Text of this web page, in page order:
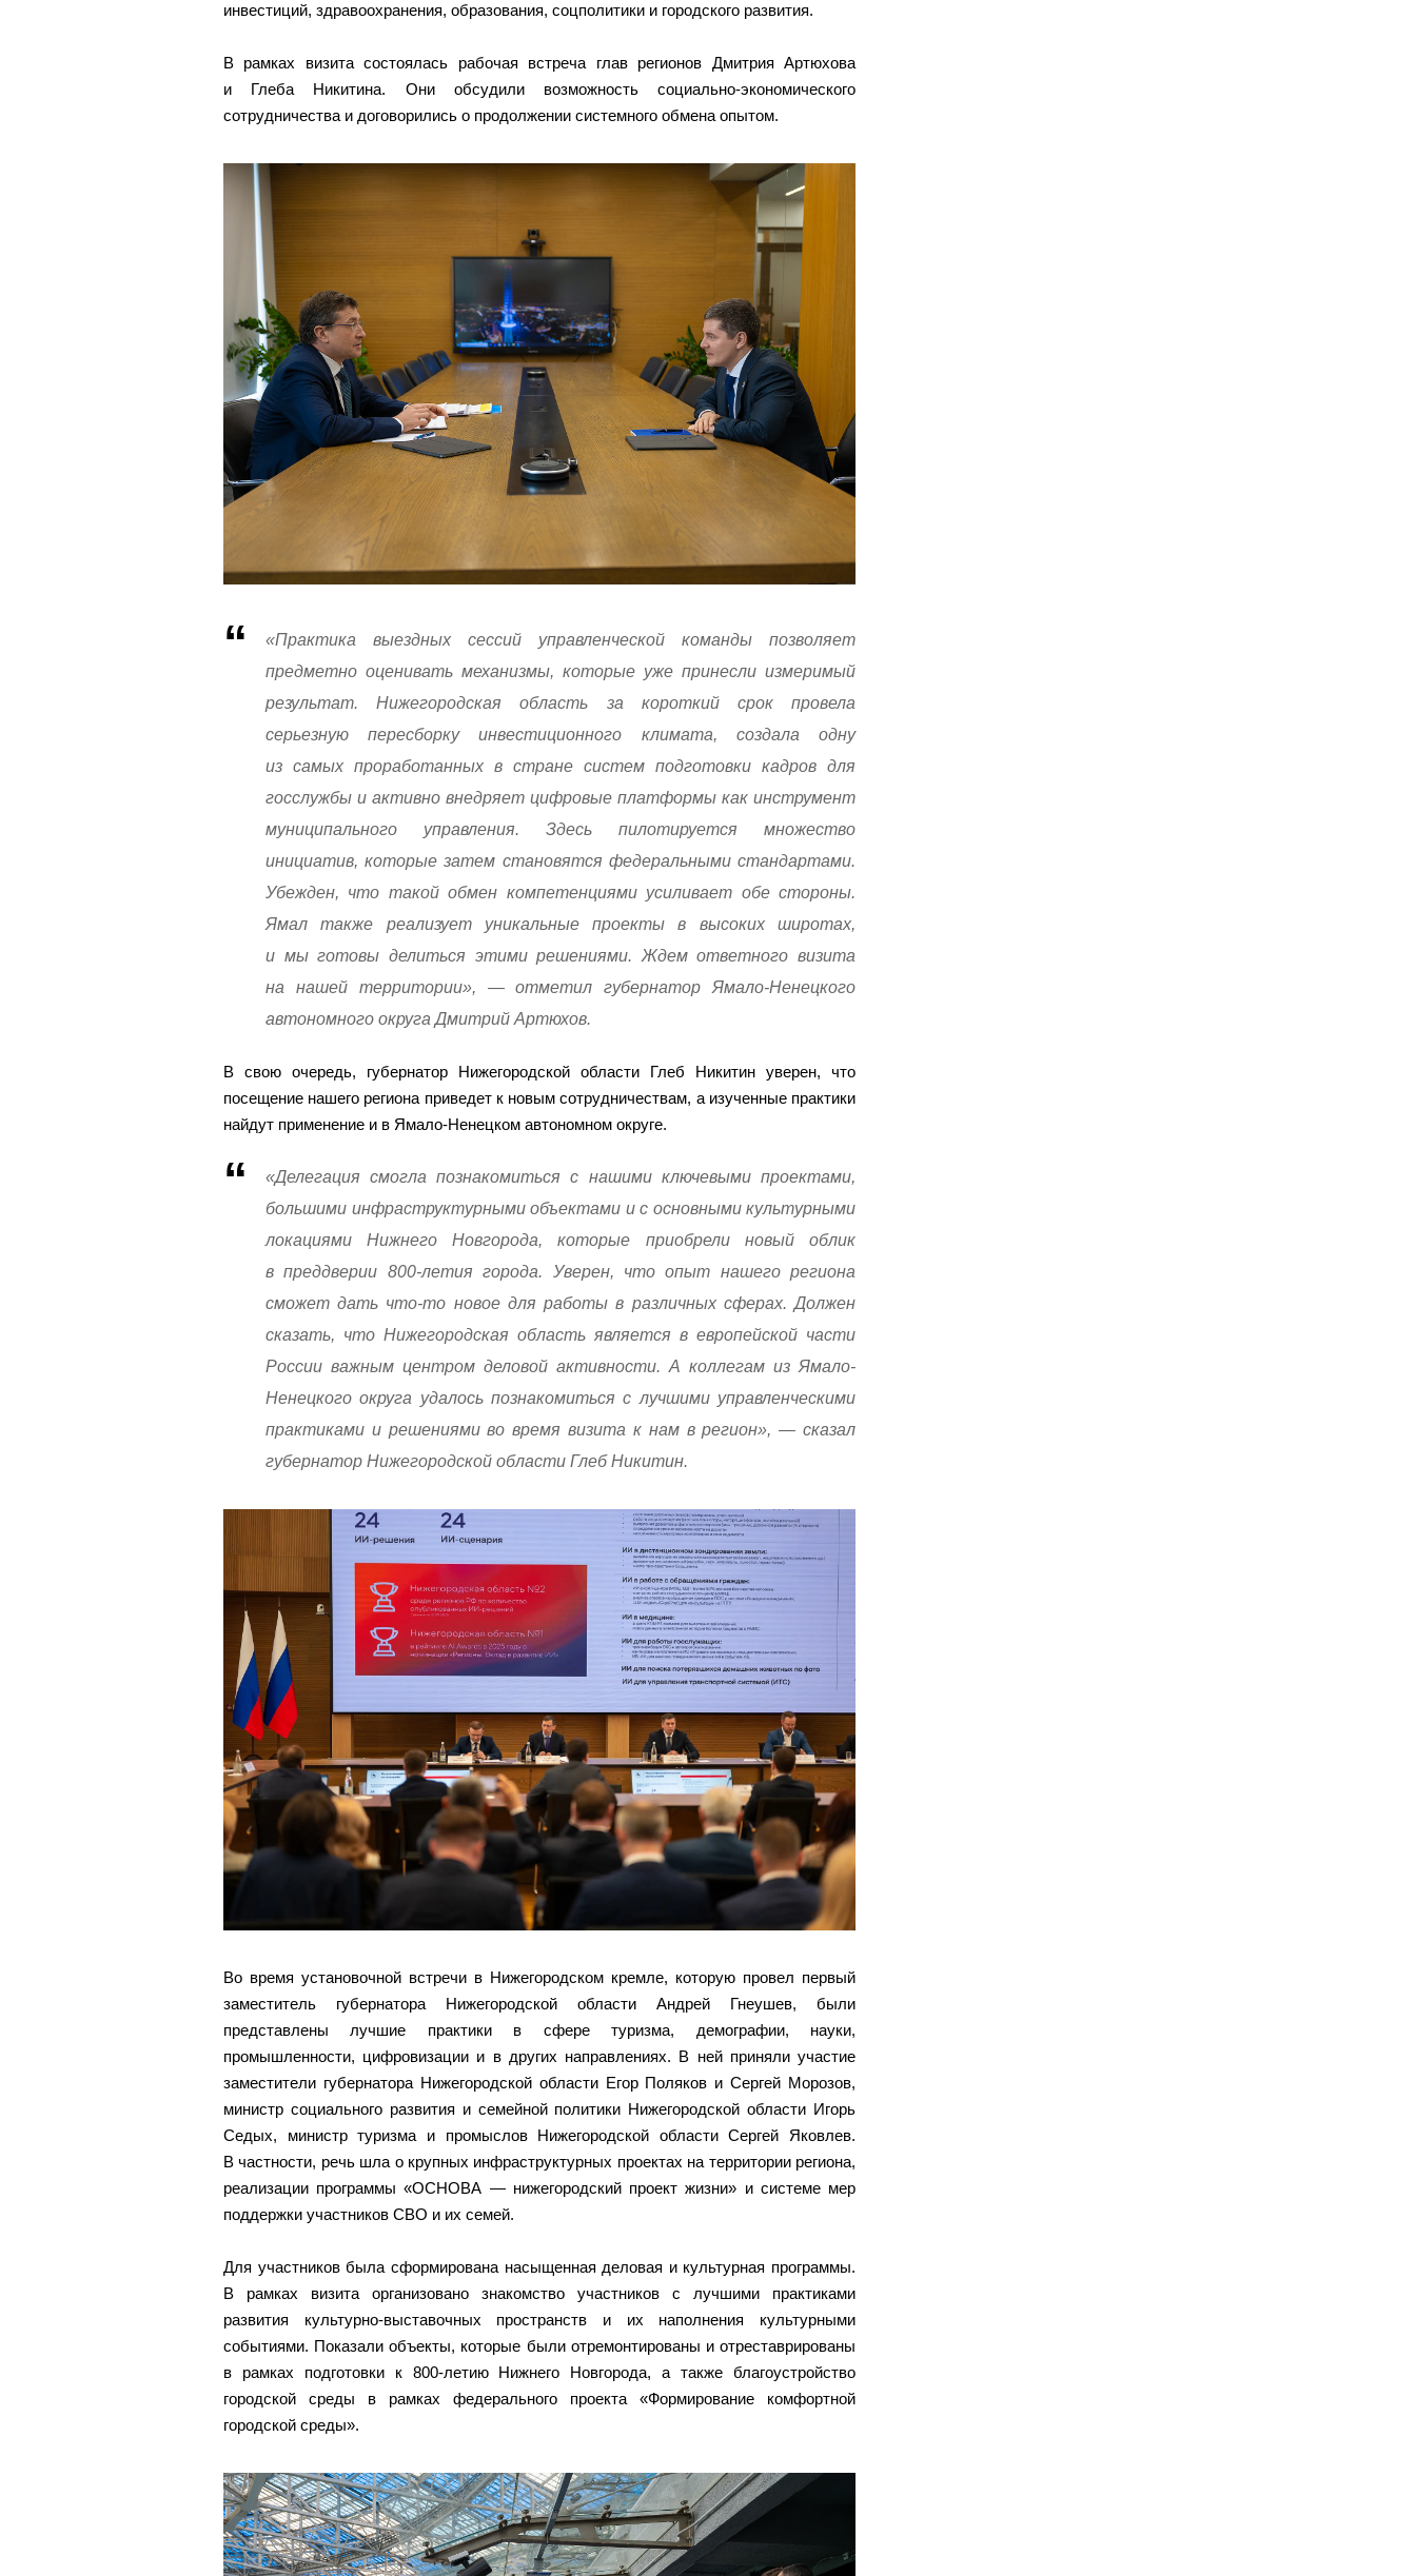
инвестиций, здравоохранения, образования, соцполитики и городского развития.
В рамках визита состоялась рабочая встреча глав регионов Дмитрия Артюхова
и Глеба Никитина. Они обсудили возможность социально-экономического
сотрудничества и договорились о продолжении системного обмена опытом.
«Практика выездных сессий управленческой команды позволяет
предметно оценивать механизмы, которые уже принесли измеримый
результат. Нижегородская область за короткий срок провела
серьезную пересборку инвестиционного климата, создала одну
из самых проработанных в стране систем подготовки кадров для
госслужбы и активно внедряет цифровые платформы как инструмент
муниципального управления. Здесь пилотируется множество
инициатив, которые затем становятся федеральными стандартами.
Убежден, что такой обмен компетенциями усиливает обе стороны.
Ямал также реализует уникальные проекты в высоких широтах,
и мы готовы делиться этими решениями. Ждем ответного визита
на нашей территории», — отметил губернатор Ямало-Ненецкого
автономного округа Дмитрий Артюхов.
В свою очередь, губернатор Нижегородской области Глеб Никитин уверен, что
посещение нашего региона приведет к новым сотрудничествам, а изученные практики
найдут применение и в Ямало-Ненецком автономном округе.
«Делегация смогла познакомиться с нашими ключевыми проектами,
большими инфраструктурными объектами и с основными культурными
локациями Нижнего Новгорода, которые приобрели новый облик
в преддверии 800-летия города. Уверен, что опыт нашего региона
сможет дать что-то новое для работы в различных сферах. Должен
сказать, что Нижегородская область является в европейской части
России важным центром деловой активности. А коллегам из Ямало-
Ненецкого округа удалось познакомиться с лучшими управленческими
практиками и решениями во время визита к нам в регион», — сказал
губернатор Нижегородской области Глеб Никитин.
Во время установочной встречи в Нижегородском кремле, которую провел первый
заместитель губернатора Нижегородской области Андрей Гнеушев, были
представлены лучшие практики в сфере туризма, демографии, науки,
промышленности, цифровизации и в других направлениях. В ней приняли участие
заместители губернатора Нижегородской области Егор Поляков и Сергей Морозов,
министр социального развития и семейной политики Нижегородской области Игорь
Седых, министр туризма и промыслов Нижегородской области Сергей Яковлев.
В частности, речь шла о крупных инфраструктурных проектах на территории региона,
реализации программы «ОСНОВА — нижегородский проект жизни» и системе мер
поддержки участников СВО и их семей.
Для участников была сформирована насыщенная деловая и культурная программы.
В рамках визита организовано знакомство участников с лучшими практиками
развития культурно-выставочных пространств и их наполнения культурными
событиями. Показали объекты, которые были отремонтированы и отреставрированы
в рамках подготовки к 800-летию Нижнего Новгорода, а также благоустройство
городской среды в рамках федерального проекта «Формирование комфортной
городской среды».